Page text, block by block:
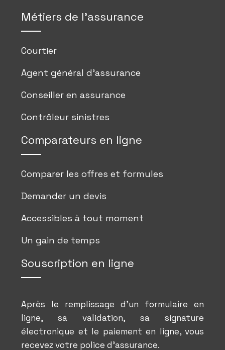
Métiers de l’assurance
Courtier
Agent général d’assurance
Conseiller en assurance
Contrôleur sinistres
Comparateurs en ligne
Comparer les offres et formules
Demander un devis
Accessibles à tout moment
Un gain de temps
Souscription en ligne
Après le remplissage d’un formulaire en
ligne, sa validation, sa signature
électronique et le paiement en ligne, vous
recevez votre police d’assurance.